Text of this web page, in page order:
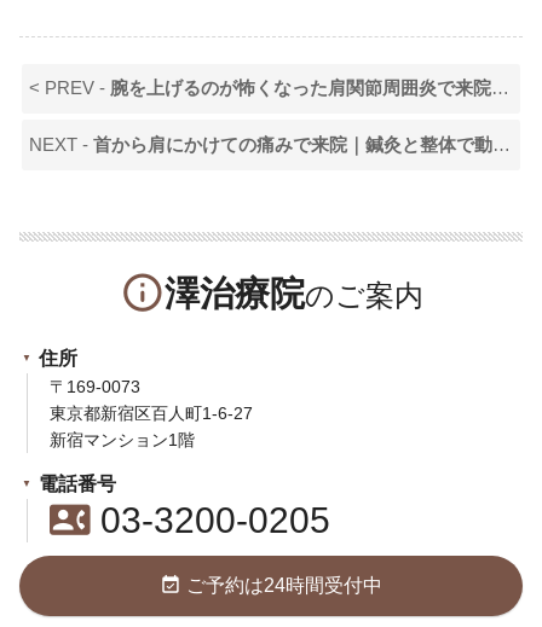
< PREV - 腕を上げるのが怖くなった肩関節周囲炎で来院｜鍼灸と整体で少し前に進めた日
NEXT -首から肩にかけての痛みで来院｜鍼灸と整体で動かす不安が減った一日
info_outline澤治療院
住所
〒169-0073
東京都新宿区百人町1-6-27
新宿マンション1階
電話番号
contact_phone03-3200-0205
event_available ご予約は24時間受付中